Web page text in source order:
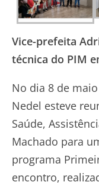
Vice-prefeita
técnica do PIM
No dia 8 de
Nedel esteve
Saúde,
Machado para
programa
encontro,